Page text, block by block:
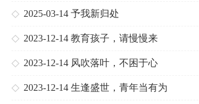
2025-03-14 予我新归处
2023-12-14 教育孩子，请慢慢来
2023-12-14 风吹落叶，不困于心
2023-12-14 生逢盛世，青年当有为